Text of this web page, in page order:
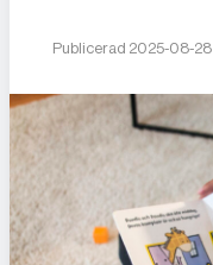
Publicerad 2025-08-28